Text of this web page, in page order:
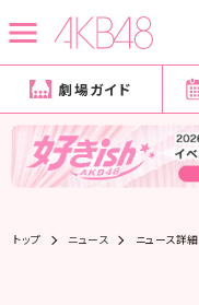
劇場ガイド
トップ ニュース ニュース詳細